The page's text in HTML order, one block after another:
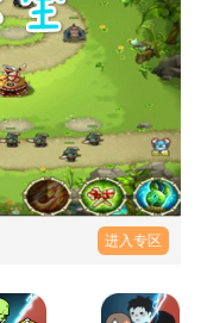
进入专区